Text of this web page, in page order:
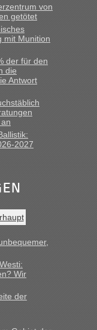
ausgereist,
15 Fahrzeuge
nach ca 20
An welchem
der Ukraine
Ukraine/
Wollen
von
getötet
mit Munition
der für den
die
Antwort
2027
Wir
der